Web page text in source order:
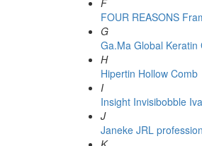
F
FOUR REASONS
G
Ga.Ma Global Keratin
H
Hipertin Hollow Comb
I
Insight Invisibobble
J
Janeke JRL